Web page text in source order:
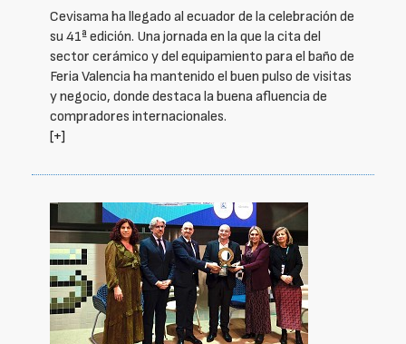
Cevisama ha llegado al ecuador de la celebración de
su 41ª edición. Una jornada en la que la cita del
sector cerámico y del equipamiento para el baño de
Feria Valencia ha mantenido el buen pulso de visitas
y negocio, donde destaca la buena afluencia de
compradores internacionales.
[+]